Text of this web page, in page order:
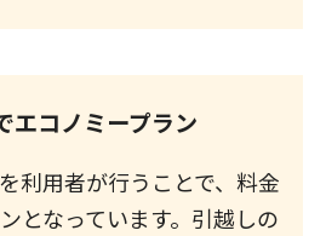
エコノミープラン
利用者が行うことで、料金
となっています。引越しの